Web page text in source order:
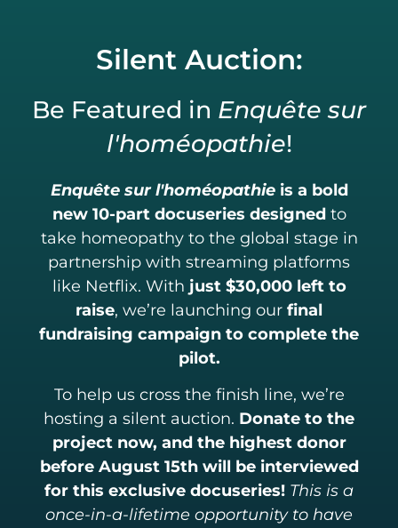
Silent Auction:
Be Featured in Enquête sur
l'homéopathie!
Enquête sur l'homéopathieis a bold
new 10-part docuseries designed to
take homeopathy to the global stage in
partnership with streaming platforms
like Netflix. With just $30,000 left to
raise, we’re launching our final
fundraising campaign to complete the
pilot.
To help us cross the finish line, we’re
hosting a silent auction. Donate to the
project now, and the highest donor
before August 15th will be interviewed
for this exclusive docuseries! This is a
once-in-a-lifetime opportunity to have